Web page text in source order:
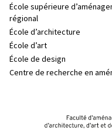
École supérieure
régional
École d’architecture
École d’art
École de design
Centre de recherche en